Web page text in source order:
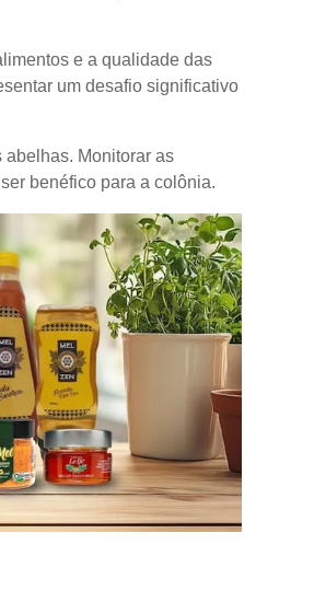
e a qualidade das
um desafio significativo
abelhas. Monitorar as
benéfico para a colônia.